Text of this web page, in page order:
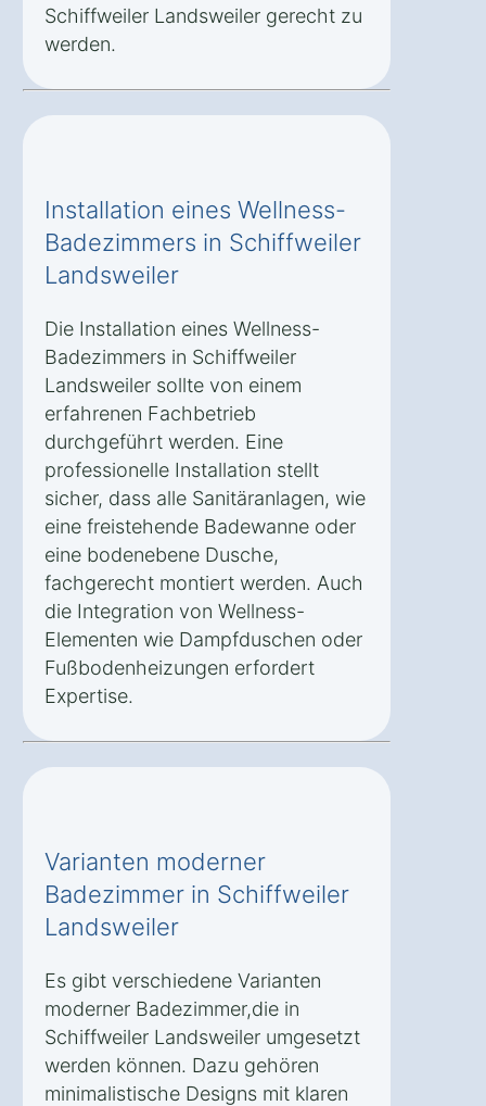
Schiffweiler Landsweiler gerecht zu
werden.
Installation eines Wellness-
Badezimmers in Schiffweiler
Landsweiler
Die Installation eines Wellness-
Badezimmers in Schiffweiler
Landsweiler sollte von einem
erfahrenen Fachbetrieb
durchgeführt werden. Eine
professionelle Installation stellt
sicher, dass alle Sanitäranlagen, wie
eine freistehende Badewanne oder
eine bodenebene Dusche,
fachgerecht montiert werden. Auch
die Integration von Wellness-
Elementen wie Dampfduschen oder
Fußbodenheizungen erfordert
Expertise.
Varianten moderner
Badezimmer in Schiffweiler
Landsweiler
Es gibt verschiedene Varianten
moderner Badezimmer,die in
Schiffweiler Landsweiler umgesetzt
werden können. Dazu gehören
minimalistische Designs mit klaren